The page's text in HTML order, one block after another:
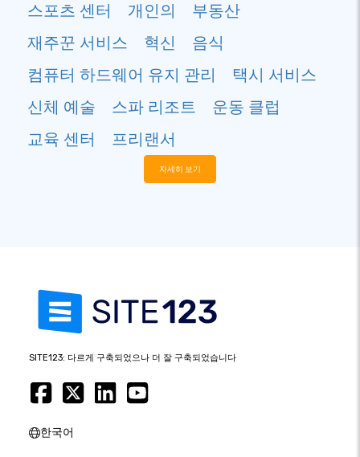
스포츠 센터
개인의
부동산
재주꾼 서비스
혁신
음식
컴퓨터 하드웨어 유지 관리
택시 서비스
신체 예술
스파 리조트
운동 클럽
교육 센터
프리랜서
자세히 보기
SITE123: 다르게 구축되었으나 더 잘 구축되었습니다
한국어